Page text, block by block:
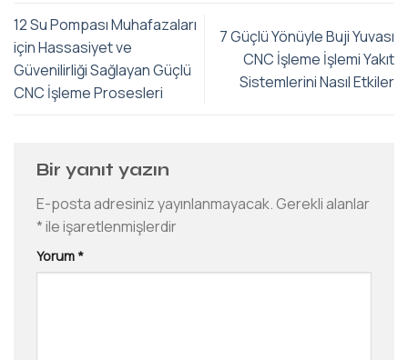
12 Su Pompası Muhafazaları
için Hassasiyet ve
Güvenilirliği Sağlayan Güçlü
CNC İşleme Prosesleri
7 Güçlü Yönüyle Buji Yuvası
CNC İşleme İşlemi Yakıt
Sistemlerini Nasıl Etkiler
Bir yanıt yazın
E-posta adresiniz yayınlanmayacak.Gerekli alanlar
*ile işaretlenmişlerdir
Yorum *